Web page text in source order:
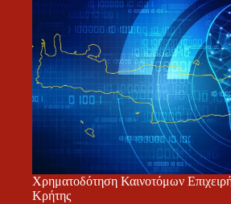
Χρηματοδότηση Καινοτόμων
Κρήτης